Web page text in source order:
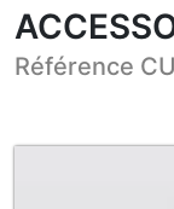
Référence